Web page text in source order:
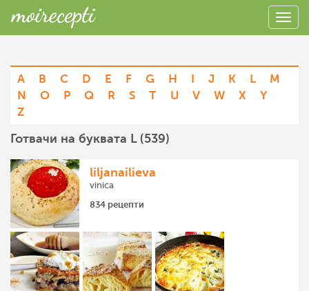
A B C D E F G H I J K L
M
N
O P Q R S T U V W X
Y
Z
Готвачи на буквата L (539)
liljanailieva
vinica
834 рецепти